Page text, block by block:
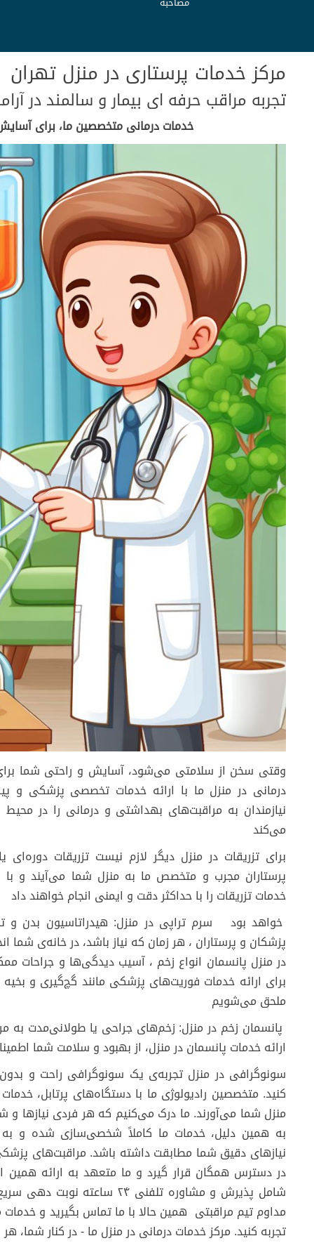
مرکز خدمات پرستاری در منزل تهران
تجربه مراقب حرفه ای بیمار و سالمند در
خدمات درمانی متخصصین ما، برای
وقتی سخن از سلامتی می‌شود، آسایش و راحتی شما
درمانی در منزل ما با ارائه خدمات تخصصی پزشکی و
نیازمندان به مراقبت‌های بهداشتی و درمانی را در
می‌کند
برای تزریقات در منزل دیگر لازم نیست تزریقات دوره‌ای
پرستاران مجرب و متخصص ما به منزل شما می‌آیند و با
خدمات تزریقات را با حداکثر دقت و ایمنی انجام خواهند داد
خواهد بود سرم تراپی در منزل: هیدراتاسیون بدن و
پزشکان و پرستاران ، هر زمان که نیاز باشد، در خانه‌ی شما
در منزل پانسمان انواع زخم ، آسیب ‌دیدگی‌ها و جراحات
برای ارائه خدمات فوریت‌های پزشکی مانند گچ‌گیری و
ملحق می‌شویم
پانسمان زخم در منزل: زخم‌های جراحی یا طولانی‌مدت به
ارائه خدمات پانسمان در منزل، از بهبود و سلامت شما
سونوگرافی در منزل تجربه‌ی یک سونوگرافی راحت و
کنید. متخصصین رادیولوژی ما با دستگاه‌های پرتابل،
منزل شما می‌آورند. ما درک می‌کنیم که هر فردی نیازها و
به همین دلیل، خدمات ما کاملاً شخصی‌سازی شده و به‌
نیازهای دقیق شما مطابقت داشته باشد. مراقبت‌های
در دسترس همگان قرار گیرد و ما متعهد به ارائه
شامل پذیرش و مشاوره تلفنی ۲۴
مداوم تیم مراقبتی همین حالا با ما تماس بگیرید و خدمات
تجربه کنید. مرکز خدمات درمانی در منزل ما - در کنار شما،